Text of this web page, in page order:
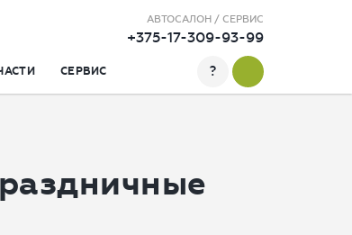
АВТОСАЛОН / СЕРВИС
+375-17-309-93-99
СЕРВИС ?